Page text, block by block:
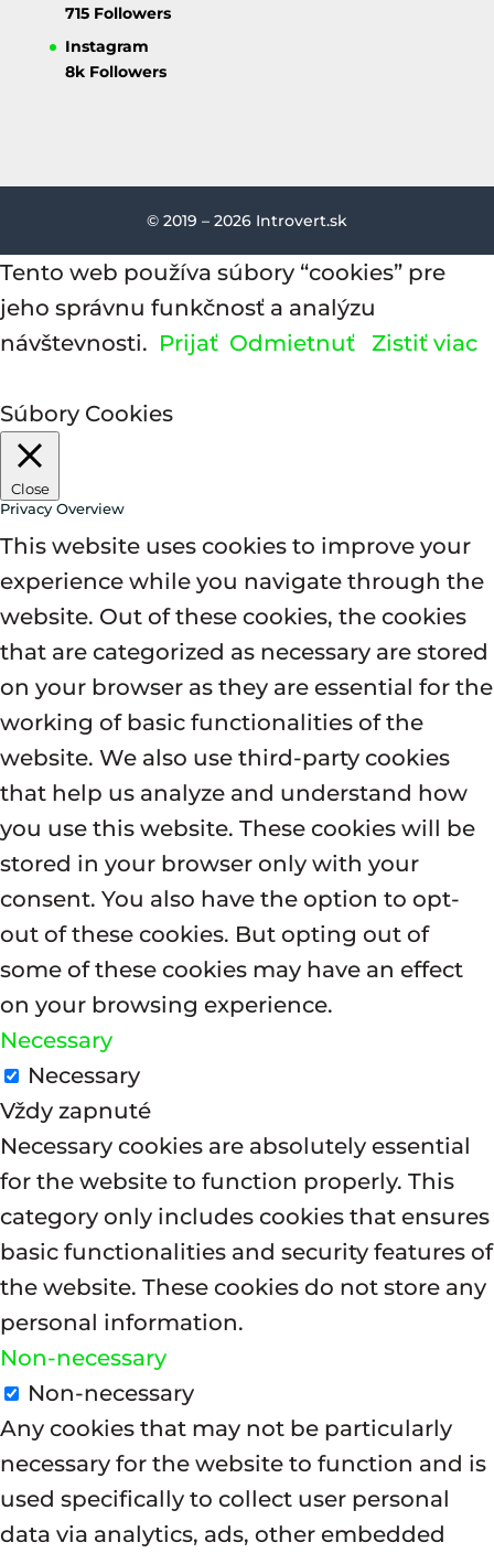
715 Followers
Instagram
8k Followers
© 2019 – 2026 Introvert.sk
Tento web používa súbory “cookies” pre
jeho správnu funkčnosť a analýzu
návštevnosti. Prijať Odmietnuť Zistiť viac
Súbory Cookies
Close
Privacy Overview
This website uses cookies to improve your
experience while you navigate through the
website. Out of these cookies, the cookies
that are categorized as necessary are stored
on your browser as they are essential for the
working of basic functionalities of the
website. We also use third-party cookies
that help us analyze and understand how
you use this website. These cookies will be
stored in your browser only with your
consent. You also have the option to opt-
out of these cookies. But opting out of
some of these cookies may have an effect
on your browsing experience.
Necessary
Necessary
Vždy zapnuté
Necessary cookies are absolutely essential
for the website to function properly. This
category only includes cookies that ensures
basic functionalities and security features of
the website. These cookies do not store any
personal information.
Non-necessary
Non-necessary
Any cookies that may not be particularly
necessary for the website to function and is
used specifically to collect user personal
data via analytics, ads, other embedded